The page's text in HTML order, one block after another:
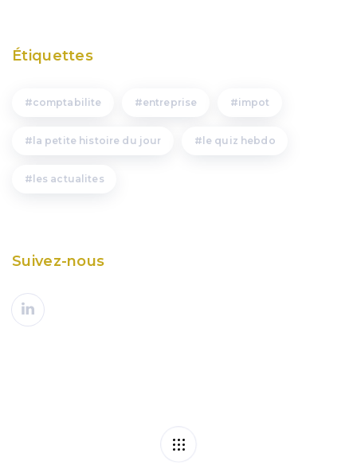
Étiquettes
comptabilite entreprise impot
la petite histoire du jour le quiz hebdo
les actualites
Suivez-nous